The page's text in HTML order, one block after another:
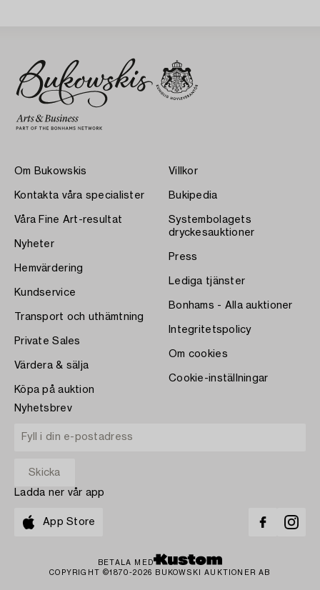
Om Bukowskis
Kontakta våra specialister
Våra Fine Art-resultat
Nyheter
Hemvärdering
Kundservice
Transport och uthämtning
Private Sales
Värdera & sälja
Köpa på auktion
Villkor
Bukipedia
Systembolagets
dryckesauktioner
Press
Lediga tjänster
Bonhams - Alla auktioner
Integritetspolicy
Om cookies
Cookie-inställningar
Nyhetsbrev
Ladda ner vår app
App Store
BETALA MED
COPYRIGHT ©1870-2026 BUKOWSKI AUKTIONER AB